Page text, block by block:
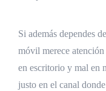
Si además dependes
móvil merece
en escritorio y mal en
justo en el canal